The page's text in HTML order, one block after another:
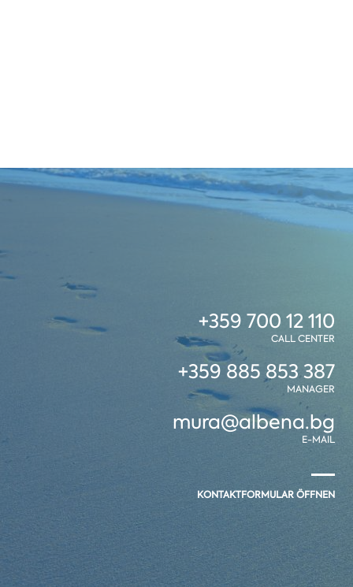
+359 700 12 110
CALL CENTER
+359 885 853 387
MANAGER
mura@albena.bg
E-MAIL
KONTAKTFORMULAR ÖFFNEN